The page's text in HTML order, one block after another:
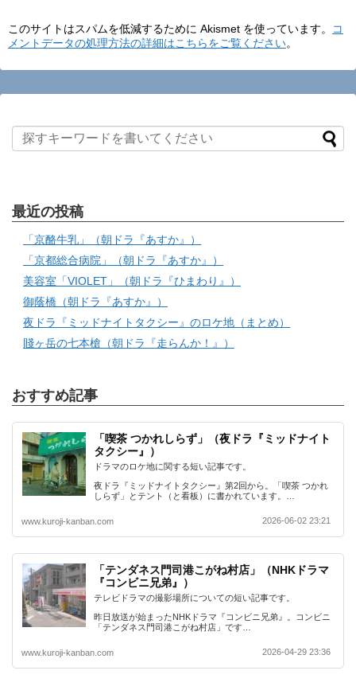
このサイトはスパムを低減するために Akismet を使っています。
コ
メントデータの処理方法の詳細はこちらをご覧ください。
最近の投稿
「京酪牛乳」（朝ドラ『あすか』）
「京都総合病院」（朝ドラ『あすか』）
美容室「VIOLET」（朝ドラ『ひまわり』）
御蔭橋（朝ドラ『あすか』）
夜ドラ『ミッドナイトタクシー』のロケ地（まとめ）
賤ヶ岳の七本槍（朝ドラ『走らんか！』）
おすすめ記事
「喫茶 つかれしらず」（夜ドラ『ミッドナイト
タクシー』）
ドラマのロケ地に関する短い記事です。
夜ドラ『ミッドナイトタクシー』第2回から。「喫茶 つかれ
しらず」とテント（と看板）に書かれています。…
www.kuroji-kanban.com 2026-06-02 23:21
「テンダネス門司港こがね村店」（NHKドラマ
『コンビニ兄弟』）
テレビドラマの撮影場所についての短い記事です。
昨日放送が始まったNHKドラマ『コンビニ兄弟』。コンビニ
「テンダネス門司港こがね村店」です…
www.kuroji-kanban.com 2026-04-29 23:36